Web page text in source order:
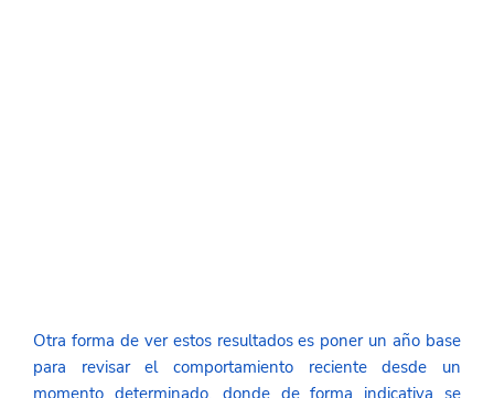
Otra forma de ver estos resultados es poner un año base
para revisar el comportamiento reciente desde un